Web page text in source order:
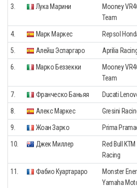
3. Лука Марини
Mooney
Team
4. Марк Маркес Repsol
5. Алейш Эспаргаро Aprilia
6. Марко Беззекки
Mooney
Team
7. Франческо Баньяя Ducati
8. Алекс Маркес Gresini
9. Жоан Зарко Prima
10. Джек Миллер
Red Bull
Racing
11. Фабио Куартараро
Monster
Yamaha